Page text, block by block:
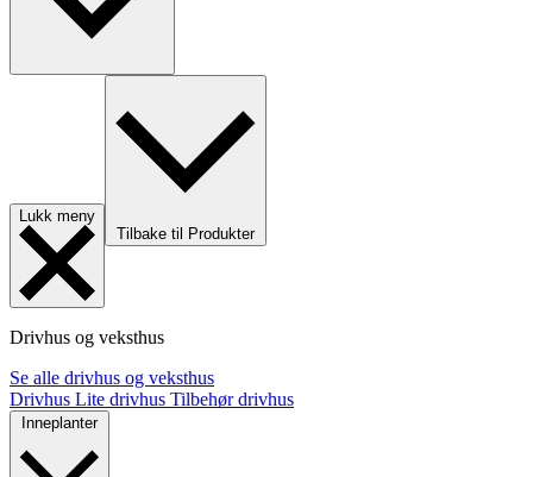
Lukk meny
Tilbake til Produkter
Drivhus og veksthus
Se alle drivhus og veksthus
Drivhus Lite drivhus Tilbehør drivhus
Inneplanter